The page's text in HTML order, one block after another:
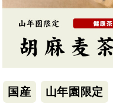
国産 山年園限定